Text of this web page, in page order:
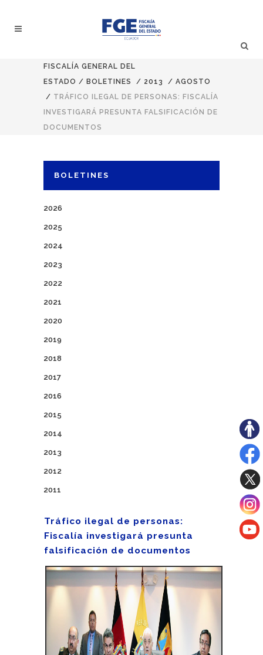
FISCALÍA GENERAL DEL
ESTADO / BOLETINES / 2013 / AGOSTO
/ TRÁFICO ILEGAL DE PERSONAS: FISCALÍA
INVESTIGARÁ PRESUNTA FALSIFICACIÓN DE
DOCUMENTOS
BOLETINES
2026
2025
2024
2023
2022
2021
2020
2019
2018
2017
2016
2015
2014
2013
2012
2011
Tráfico ilegal de personas:
Fiscalía investigará presunta
falsificación de documentos